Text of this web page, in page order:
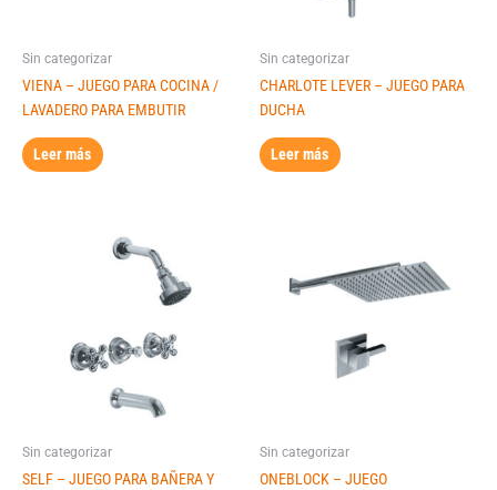
Sin categorizar
VIENA – JUEGO PARA COCINA /
LAVADERO PARA EMBUTIR
Leer más
Sin categorizar
CHARLOTE LEVER – JUEGO PARA
DUCHA
Leer más
Sin categorizar
SELF – JUEGO PARA BAÑERA Y
Sin categorizar
ONEBLOCK – JUEGO